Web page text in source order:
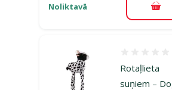
Noliktavā
Rotaļlieta
suņiem –